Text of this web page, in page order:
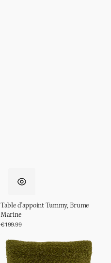
Table d'appoint Tummy, Brume
Marine
Prix
€199.99
Coussin
Megan,
Branche